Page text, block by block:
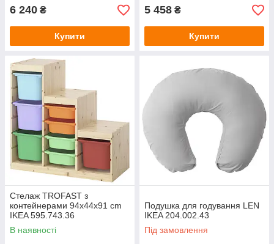
6 240 ₴
Купити
5 458 ₴
Купити
Стелаж TROFAST з
контейнерами 94x44x91 cm
IKEA 595.743.36
В наявності
Подушка для годування LEN
IKEA 204.002.43
Під замовлення